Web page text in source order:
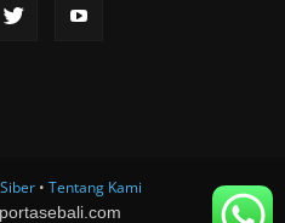
• Tentang Kami